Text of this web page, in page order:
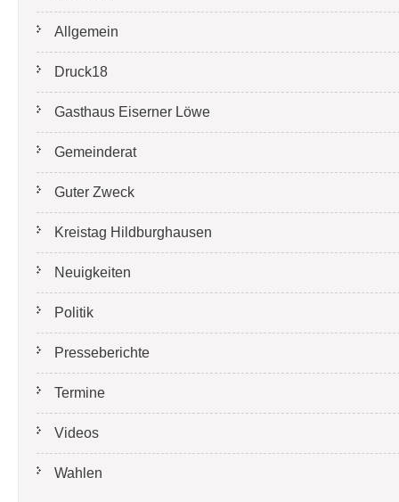
Allgemein
Druck18
Gasthaus Eiserner Löwe
Gemeinderat
Guter Zweck
Kreistag Hildburghausen
Neuigkeiten
Politik
Presseberichte
Termine
Videos
Wahlen